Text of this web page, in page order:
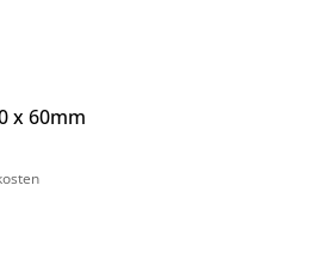
x 60mm